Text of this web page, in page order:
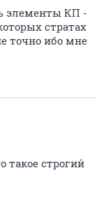
элементы КП -
стратах
точно ибо мне
такое строгий